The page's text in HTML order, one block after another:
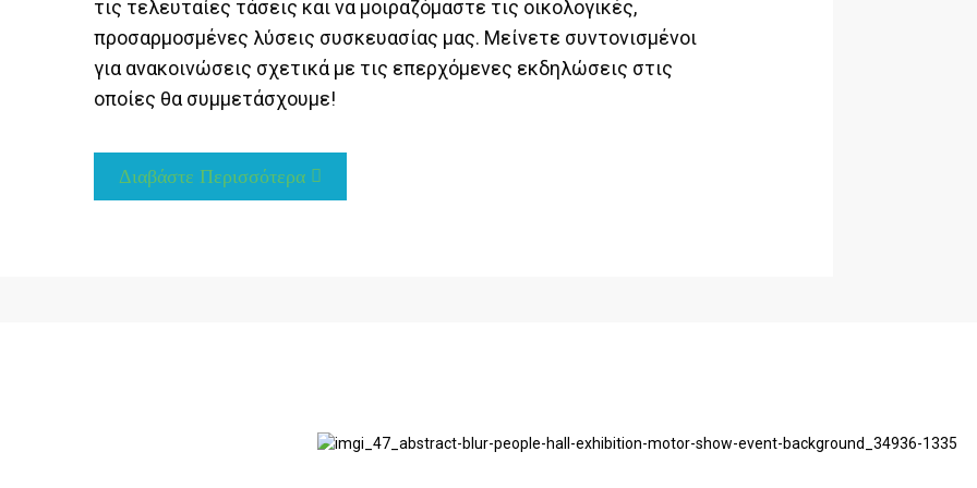
τις τελευταίες τάσεις και να μοιραζόμαστε τις οικολογικές,
προσαρμοσμένες λύσεις συσκευασίας μας. Μείνετε συντονισμένοι
για ανακοινώσεις σχετικά με τις επερχόμενες εκδηλώσεις στις
οποίες θα συμμετάσχουμε!
Διαβάστε Περισσότερα